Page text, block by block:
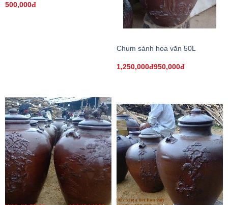
500,000đ
Chum sành hoa văn 50L
1,250,000đ950,000đ